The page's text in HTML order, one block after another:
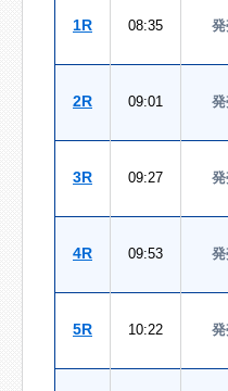
1R 08:35
2R 09:01
3R 09:27
4R 09:53
5R 10:22